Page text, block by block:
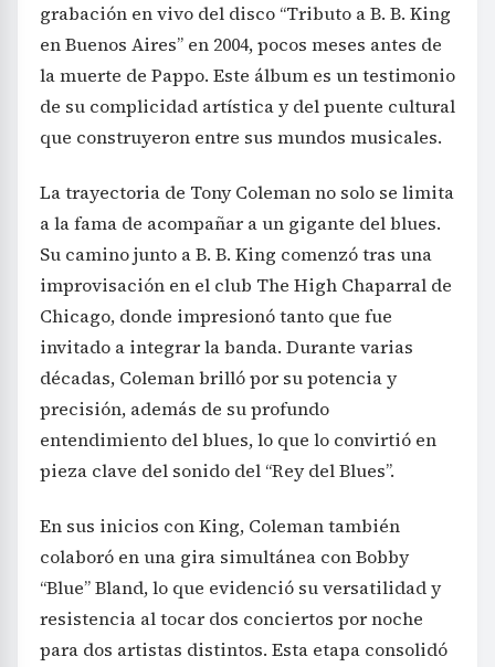
grabación en vivo del disco “Tributo a B. B. King
en Buenos Aires” en 2004, pocos meses antes de
la muerte de Pappo. Este álbum es un testimonio
de su complicidad artística y del puente cultural
que construyeron entre sus mundos musicales.
La trayectoria de Tony Coleman no solo se limita
a la fama de acompañar a un gigante del blues.
Su camino junto a B. B. King comenzó tras una
improvisación en el club The High Chaparral de
Chicago, donde impresionó tanto que fue
invitado a integrar la banda. Durante varias
décadas, Coleman brilló por su potencia y
precisión, además de su profundo
entendimiento del blues, lo que lo convirtió en
pieza clave del sonido del “Rey del Blues”.
En sus inicios con King, Coleman también
colaboró en una gira simultánea con Bobby
“Blue” Bland, lo que evidenció su versatilidad y
resistencia al tocar dos conciertos por noche
para dos artistas distintos. Esta etapa consolidó